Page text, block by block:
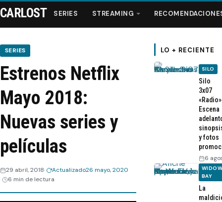
Series
Streaming
Recomendaciones
Webisodios
CARLOST SERIES STREAMING
SERIES
Estrenos Netflix
Mayo 2018:
Nuevas series y
películas
29 abril, 2018 Actualizado26 mayo, 2020
6 min de lectura
LO + RECIENTE
SILO
Silo
3x07
Escena
y fotos
6
BAY
La